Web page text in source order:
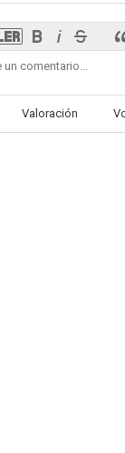
Valoración